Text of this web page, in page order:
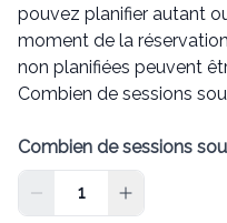
pouvez planifier autant
moment de la
non planifiées peuvent
Combien de sessions
Combien de sessions